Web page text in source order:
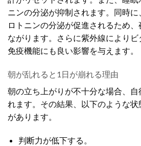
ニンの分泌が抑制されます。同時
ロトニンの分泌が促進されるため
ながります。さらに紫外線によりビ
免疫機能にも良い影響を与えます。
朝が乱れると1日が崩れる理由
朝の立ち上がりが不十分な場合、
れます。その結果、以下のような
があります。
判断力が低下する。